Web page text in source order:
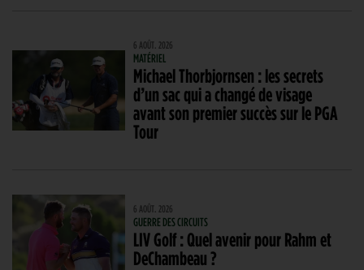
6 AOÛT. 2026
MATÉRIEL
Michael Thorbjornsen : les secrets
d’un sac qui a changé de visage
avant son premier succès sur le PGA
Tour
6 AOÛT. 2026
GUERRE DES CIRCUITS
LIV Golf : Quel avenir pour Rahm et
DeChambeau ?